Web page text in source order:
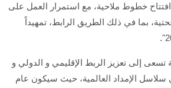
خطوط ملاحية، مع استمرار العمل على
بما في ذلك الطريق الرابط، تمهيداً
إلى تعزيز الربط الإقليمي و الدولي و
سلاسل الإمداد العالمية، حيث سيكون عام